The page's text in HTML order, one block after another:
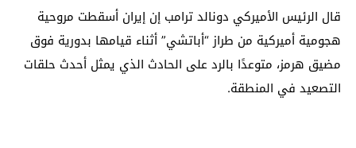
قال الرئيس الأميركي دونالد ترامب إن إيران أسقطت مروحية
هجومية أميركية من طراز “أباتشي” أثناء قيامها بدورية فوق
مضيق هرمز، متوعدًا بالرد على الحادث الذي يمثل أحدث حلقات
التصعيد في المنطقة.